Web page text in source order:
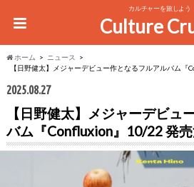
カルチャーを旅しよう
Culture
ホーム
ニュース
【日野健太】メジャーデビュー作となるフルアルバム『
2025.08.27
【日野健太】メジャーデビュ
バム『Confluxion』10/22 発